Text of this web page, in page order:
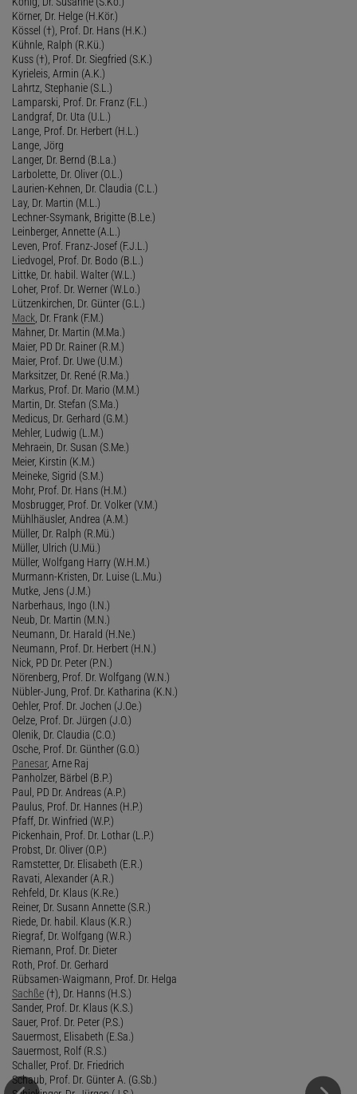
Körner, Dr. Helge (H.Kör.)
Kössel (†), Prof. Dr. Hans (H.K.)
Kühnle, Ralph (R.Kü.)
Kuss (†), Prof. Dr. Siegfried (S.K.)
Kyrieleis, Armin (A.K.)
Lahrtz, Stephanie (S.L.)
Lamparski, Prof. Dr. Franz (F.L.)
Landgraf, Dr. Uta (U.L.)
Lange, Prof. Dr. Herbert (H.L.)
Lange, Jörg
Langer, Dr. Bernd (B.La.)
Larbolette, Dr. Oliver (O.L.)
Laurien-Kehnen, Dr. Claudia (C.L.)
Lay, Dr. Martin (M.L.)
Lechner-Ssymank, Brigitte (B.Le.)
Leinberger, Annette (A.L.)
Leven, Prof. Franz-Josef (F.J.L.)
Liedvogel, Prof. Dr. Bodo (B.L.)
Littke, Dr. habil. Walter (W.L.)
Loher, Prof. Dr. Werner (W.Lo.)
Lützenkirchen, Dr. Günter (G.L.)
Mack , Dr. Frank (F.M.)
Mahner, Dr. Martin (M.Ma.)
Maier, PD Dr. Rainer (R.M.)
Maier, Prof. Dr. Uwe (U.M.)
Marksitzer, Dr. René (R.Ma.)
Markus, Prof. Dr. Mario (M.M.)
Martin, Dr. Stefan (S.Ma.)
Medicus, Dr. Gerhard (G.M.)
Mehler, Ludwig (L.M.)
Mehraein, Dr. Susan (S.Me.)
Meier, Kirstin (K.M.)
Meineke, Sigrid (S.M.)
Mohr, Prof. Dr. Hans (H.M.)
Mosbrugger, Prof. Dr. Volker (V.M.)
Mühlhäusler, Andrea (A.M.)
Müller, Dr. Ralph (R.Mü.)
Müller, Ulrich (U.Mü.)
Müller, Wolfgang Harry (W.H.M.)
Murmann-Kristen, Dr. Luise (L.Mu.)
Mutke, Jens (J.M.)
Narberhaus, Ingo (I.N.)
Neub, Dr. Martin (M.N.)
Neumann, Dr. Harald (H.Ne.)
Neumann, Prof. Dr. Herbert (H.N.)
Nick, PD Dr. Peter (P.N.)
Nörenberg, Prof. Dr. Wolfgang (W.N.)
Nübler-Jung, Prof. Dr. Katharina (K.N.)
Oehler, Prof. Dr. Jochen (J.Oe.)
Oelze, Prof. Dr. Jürgen (J.O.)
Olenik, Dr. Claudia (C.O.)
Osche, Prof. Dr. Günther (G.O.)
Panesar, Arne Raj
Panholzer, Bärbel (B.P.)
Paul, PD Dr. Andreas (A.P.)
Paulus, Prof. Dr. Hannes (H.P.)
Pfaff, Dr. Winfried (W.P.)
Pickenhain, Prof. Dr. Lothar (L.P.)
Probst, Dr. Oliver (O.P.)
Ramstetter, Dr. Elisabeth (E.R.)
Ravati, Alexander (A.R.)
Rehfeld, Dr. Klaus (K.Re.)
Reiner, Dr. Susann Annette (S.R.)
Riede, Dr. habil. Klaus (K.R.)
Riegraf, Dr. Wolfgang (W.R.)
Riemann, Prof. Dr. Dieter
Roth, Prof. Dr. Gerhard
Rübsamen-Waigmann, Prof. Dr. Helga
Sachße (†), Dr. Hanns (H.S.)
Sander, Prof. Dr. Klaus (K.S.)
Sauer, Prof. Dr. Peter (P.S.)
Sauermost, Elisabeth (E.Sa.)
Sauermost, Rolf (R.S.)
Schaller, Prof. Dr. Friedrich
Schaub, Prof. Dr. Günter A. (G.Sb.)